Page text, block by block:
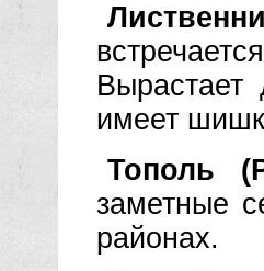
имеет
Тополь
заметные
районах.